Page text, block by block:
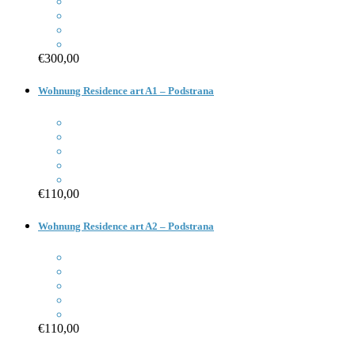
€300,00
Wohnung Residence art A1 – Podstrana
€110,00
Wohnung Residence art A2 – Podstrana
€110,00